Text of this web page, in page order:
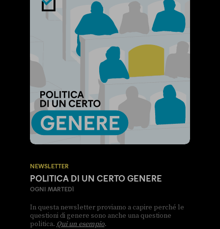
NEWSLETTER
POLITICA DI UN CERTO GENERE
OGNI MARTEDÌ
In questa newsletter proviamo a capire perché le
questioni di genere sono anche una questione
politica. Qui un esempio.